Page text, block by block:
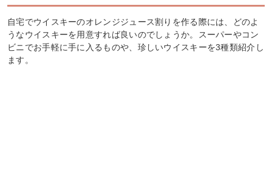
自宅でウイスキーのオレンジジュース割りを作る際には、どのよ
うなウイスキーを用意すれば良いのでしょうか。スーパーやコン
ビニでお手軽に手に入るものや、珍しいウイスキーを3種類紹介し
ます。